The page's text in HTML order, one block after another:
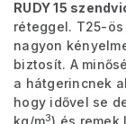
RUDY 15
réteggel. T25-
nagyon
biztosít. A
a hátgerincnek
hogy idővel se
kg/m3) és remek